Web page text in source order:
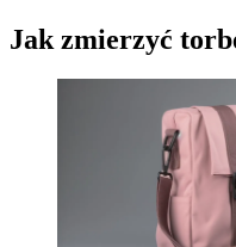
Jak zmierzyć